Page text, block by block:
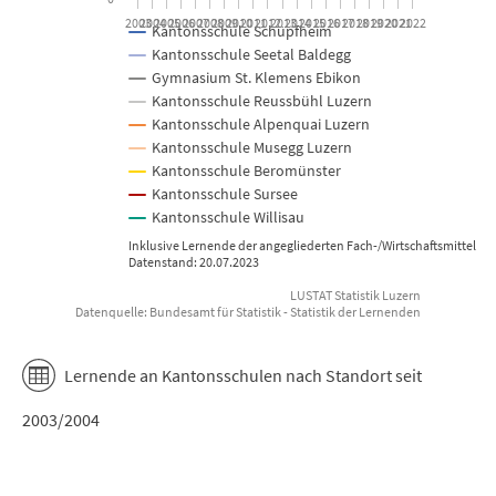
Inklusive Lernende der angegliederten Fach-/
Datenstand: 20.07.2023
Kantonsschule Schüpfheim
Kantonsschule Seetal Baldegg
Gymnasium St. Klemens Ebikon
Kantonsschule Reussbühl Luzern
Kantonsschule Alpenquai Luzern
Kantonsschule Musegg Luzern
Kantonsschule Beromünster
Kantonsschule Sursee
Kantonsschule Willisau
20032004200520062007200820092010201120122013201420152016201720182019202020212022
LUSTAT Statistik Luzern
Datenquelle: Bundesamt für Statistik - Statistik der Lernenden
Lernende an Kantonsschulen nach Standort seit
2003/2004